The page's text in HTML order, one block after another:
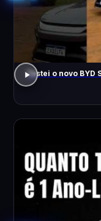
Testei o novo